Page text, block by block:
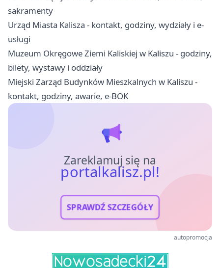
sakramenty
Urząd Miasta Kalisza - kontakt, godziny, wydziały i e-
usługi
Muzeum Okręgowe Ziemi Kaliskiej w Kaliszu - godziny,
bilety, wystawy i oddziały
Miejski Zarząd Budynków Mieszkalnych w Kaliszu -
kontakt, godziny, awarie, e-BOK
Zareklamuj się na
portalkalisz.pl!
SPRAWDŹ SZCZEGÓŁY
autopromocja